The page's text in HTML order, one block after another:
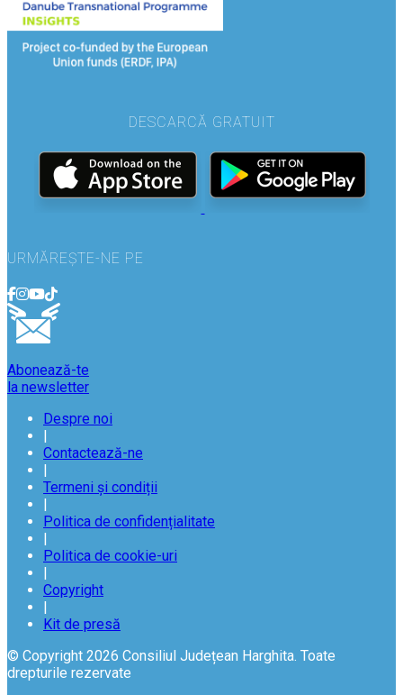
DESCARCĂ GRATUIT
URMĂREȘTE-NE PE
Abonează-te
la newsletter
Despre noi
Contactează-ne
Termeni și condiții
Politica de confidențialitate
Politica de cookie-uri
Copyright
Kit de presă
© Copyright 2026 Consiliul Județean Harghita. Toate
drepturile rezervate